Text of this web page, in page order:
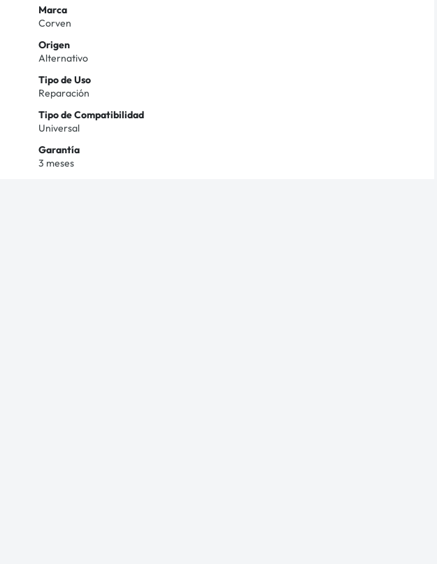
Marca
Corven
Origen
Alternativo
Tipo de Uso
Reparación
Tipo de Compatibilidad
Universal
Garantía
3 meses